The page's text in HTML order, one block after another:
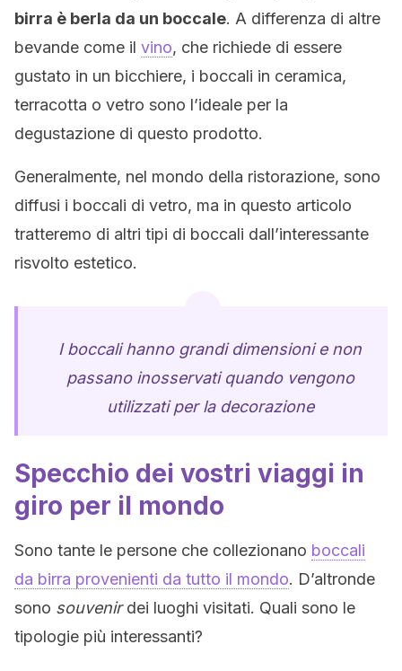
birra è berla da un boccale. A differenza di altre
bevande come il vino, che richiede di essere
gustato in un bicchiere, i boccali in ceramica,
terracotta o vetro sono l’ideale per la
degustazione di questo prodotto.
Generalmente, nel mondo della ristorazione, sono
diffusi i boccali di vetro, ma in questo articolo
tratteremo di altri tipi di boccali dall’interessante
risvolto estetico.
I boccali hanno grandi dimensioni e non
passano inosservati quando vengono
utilizzati per la decorazione
Specchio dei vostri viaggi in
giro per il mondo
Sono tante le persone che collezionano boccali
da birra provenienti da tutto il mondo. D’altronde
sono souvenirdei luoghi visitati. Quali sono le
tipologie più interessanti?